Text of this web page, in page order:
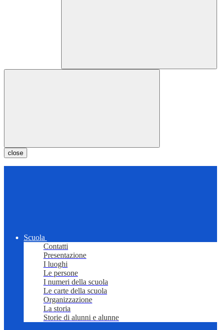
close
Scuola
Contatti
Presentazione
I luoghi
Le persone
I numeri della scuola
Le carte della scuola
Organizzazione
La storia
Storie di alunni e alunne